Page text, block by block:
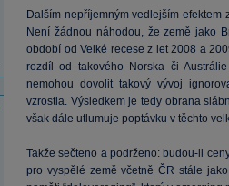
Dalším nepříjemným vedlejším
Není žádnou náhodou, že země jako
období od Velké recese z let 2008 a
rozdíl od takového Norska či
nemohou dovolit takový vývoj
vzrostla. Výsledkem je tedy obrana
však dále utlumuje poptávku v těchto
Takže sečteno a podrženo: budou-li
pro vyspělé země včetně ČR stále